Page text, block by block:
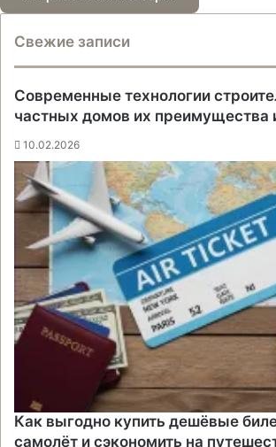
Свежие записи
Современные технологии
частных домов их преимущества
10.02.2026
Как выгодно купить дешёвые
самолёт и сэкономить на